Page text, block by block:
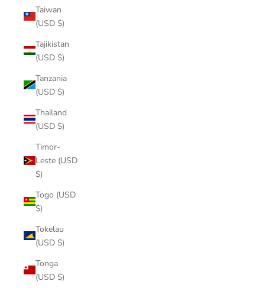
Taiwan
(USD $)
Tajikistan
(USD $)
Tanzania
(USD $)
Thailand
(USD $)
Timor-
Leste (USD
$)
Togo (USD
$)
Tokelau
(USD $)
Tonga
(USD $)